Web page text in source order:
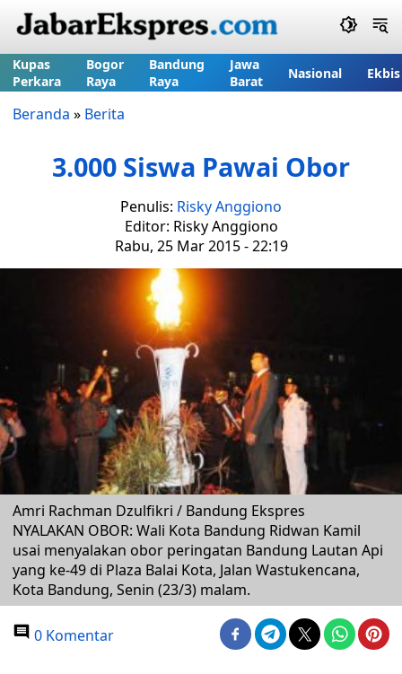
Kupas
Perkara
Bogor
Raya
Bandung
Raya
Jawa
Barat
Nasional Ekbis
Beranda » Berita
3.000 Siswa Pawai Obor
Penulis: Risky Anggiono
Editor: Risky Anggiono
Rabu, 25 Mar 2015 - 22:19
Amri Rachman Dzulfikri / Bandung Ekspres
NYALAKAN OBOR: Wali Kota Bandung Ridwan Kamil
usai menyalakan obor peringatan Bandung Lautan Api
yang ke-49 di Plaza Balai Kota, Jalan Wastukencana,
Kota Bandung, Senin (23/3) malam.
0 Komentar